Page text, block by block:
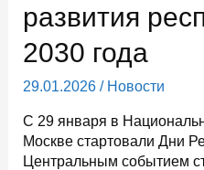
культурных
инициатив
развития
2030 года
29.01.2026/ Новости
С 29 января в
Москве стартовали Дни
Центральным событием